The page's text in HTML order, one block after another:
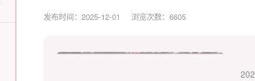
发布时间：2025-12-01 浏览次数：6605